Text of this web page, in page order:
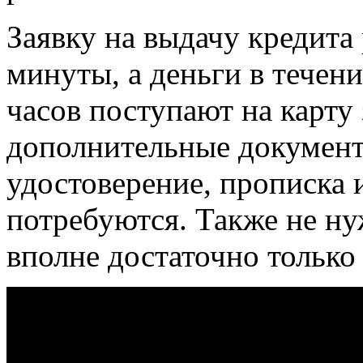
Заявку на выдачу
минуты, а деньги в
часов поступают на
дополнительные
удостоверение,
потребуются. Также не
вполне достаточно